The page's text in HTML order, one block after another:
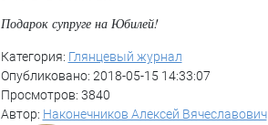
Подарок супруге на Юбилей!
Категория: Глянцевый журнал
Опубликовано: 2018-05-15 14:33:07
Просмотров: 3840
Автор: Наконечников Алексей Вячеславович